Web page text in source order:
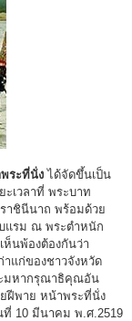
ระที่นั่ง ได้จัดขึ้นเป็น
ะเวลาที่ พระบาท
ราชินีนาถ พร้อมด้วย
บแรม ณ พระตำหนัก
ห็นพ้องต้องกันว่า
าแก่ของชาวจังหวัด
ะมหากรุณาธิคุณอัน
ฝีพาย หน้าพระที่นั่ง
ที่ 10 มีนาคม พ.ศ.2519